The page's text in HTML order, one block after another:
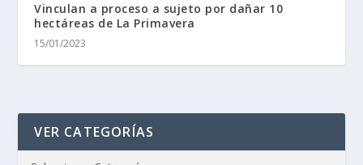
Vinculan a proceso a sujeto por dañar 10
hectáreas de La Primavera
15/01/2023
VER CATEGORÍAS